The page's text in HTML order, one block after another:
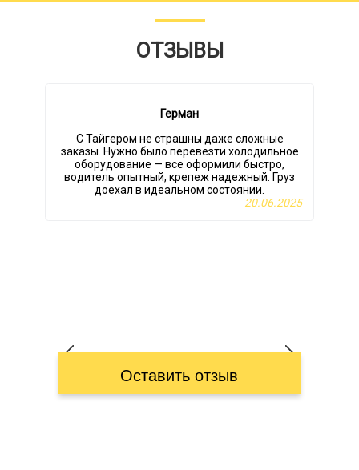
ОТЗЫВЫ
Герман
С Тайгером не страшны даже сложные
заказы. Нужно было перевезти холодильное
оборудование — все оформили быстро,
водитель опытный, крепеж надежный. Груз
доехал в идеальном состоянии.
20.06.2025
Оставить отзыв